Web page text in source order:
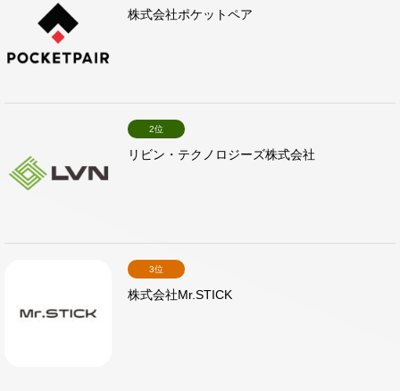
株式会社ポケットペア
2位
リビン・テクノロジーズ株式会社
3位
株式会社Mr.STICK